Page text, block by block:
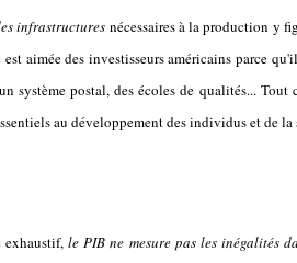
infrastructures nécessaires à la production y
est aimée des investisseurs américains parce
système postal, des écoles de qualités...
au développement des individus et de la
exhaustif,le PIB ne mesure pas les inégalités